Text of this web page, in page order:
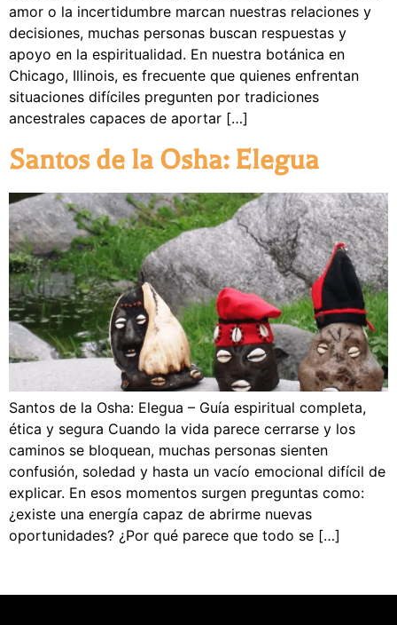
amor o la incertidumbre marcan nuestras relaciones y
decisiones, muchas personas buscan respuestas y
apoyo en la espiritualidad. En nuestra botánica en
Chicago, Illinois, es frecuente que quienes enfrentan
situaciones difíciles pregunten por tradiciones
ancestrales capaces de aportar […]
Santos de la Osha: Elegua
Santos de la Osha: Elegua – Guía espiritual completa,
ética y segura Cuando la vida parece cerrarse y los
caminos se bloquean, muchas personas sienten
confusión, soledad y hasta un vacío emocional difícil de
explicar. En esos momentos surgen preguntas como:
¿existe una energía capaz de abrirme nuevas
oportunidades? ¿Por qué parece que todo se […]